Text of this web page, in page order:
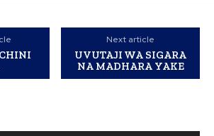
Next article
UVUTAJI WA SIGARA
NA MADHARA YAKE